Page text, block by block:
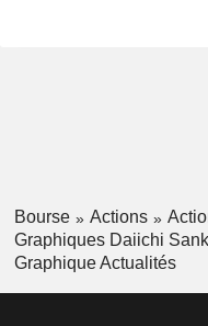
Bourse Actions
Graphiques Daiichi
Graphique Actualités